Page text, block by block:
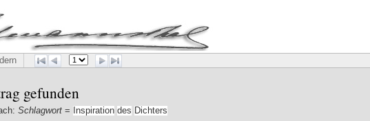
gefunden
Schlagwort = Inspiration des Dichters